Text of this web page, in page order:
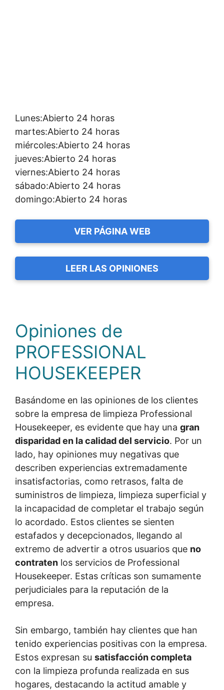
Lunes:Abierto 24 horas
martes:Abierto 24 horas
miércoles:Abierto 24 horas
jueves:Abierto 24 horas
viernes:Abierto 24 horas
sábado:Abierto 24 horas
domingo:Abierto 24 horas
VER PÁGINA WEB
LEER LAS OPINIONES
Opiniones de
PROFESSIONAL
HOUSEKEEPER
Basándome en las opiniones de los clientes
sobre la empresa de limpieza Professional
Housekeeper, es evidente que hay una gran
disparidad en la calidad del servicio. Por un
lado, hay opiniones muy negativas que
describen experiencias extremadamente
insatisfactorias, como retrasos, falta de
suministros de limpieza, limpieza superficial y
la incapacidad de completar el trabajo según
lo acordado. Estos clientes se sienten
estafados y decepcionados, llegando al
extremo de advertir a otros usuarios que no
contraten los servicios de Professional
Housekeeper. Estas críticas son sumamente
perjudiciales para la reputación de la
empresa.
Sin embargo, también hay clientes que han
tenido experiencias positivas con la empresa.
Estos expresan su satisfacción completa
con la limpieza profunda realizada en sus
hogares, destacando la actitud amable y